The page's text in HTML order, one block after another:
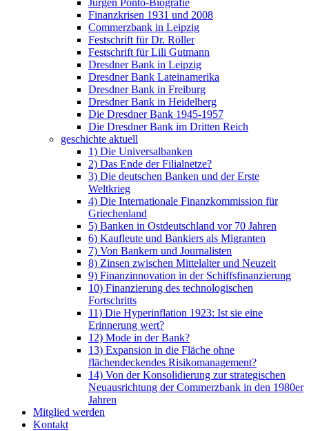
Jürgen Ponto-Biografie
Finanzkrisen 1931 und 2008
Commerzbank in Leipzig
Festschrift für Dr. Röller
Festschrift für Lili Gutmann
Dresdner Bank in Leipzig
Dresdner Bank Lateinamerika
Dresdner Bank in Freiburg
Dresdner Bank in Heidelberg
Die Dresdner Bank 1945-1957
Die Dresdner Bank im Dritten Reich
geschichte aktuell
1) Die Universalbanken
2) Das Ende der Filialnetze?
3) Die deutschen Banken und der Erste
Weltkrieg
4) Die Internationale Finanzkommission für
Griechenland
5) Banken in Ostdeutschland vor 70 Jahren
6) Kaufleute und Bankiers als Migranten
7) Von Bankern und Journalisten
8) Zinsen zwischen Mittelalter und Neuzeit
9) Finanzinnovation in der Schiffsfinanzierung
10) Finanzierung des technologischen
Fortschritts
11) Die Hyperinflation 1923: Ist sie eine
Erinnerung wert?
12) Mode in der Bank?
13) Expansion in die Fläche ohne
flächendeckendes Risikomanagement?
14) Von der Konsolidierung zur strategischen
Neuausrichtung der Commerzbank in den 1980er
Jahren
Mitglied werden
Kontakt